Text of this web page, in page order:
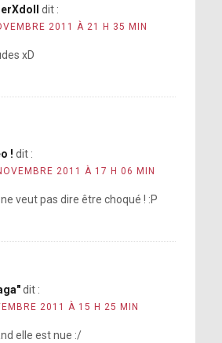
dit :
2011 À 21 H 35 MIN
xD
! dit :
2011 À 17 H 06 MIN
veut pas dire être choqué ! :P
dit :
2011 À 15 H 25 MIN
elle est nue :/